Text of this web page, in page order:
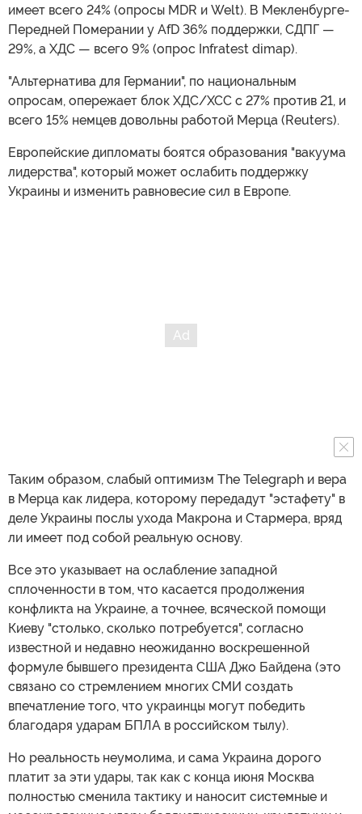
имеет всего 24% (опросы MDR и Welt). В Мекленбурге-
Передней Померании у AfD 36% поддержки, СДПГ —
29%, а ХДС — всего 9% (опрос Infratest dimap).
"Альтернатива для Германии", по национальным
опросам, опережает блок ХДС/ХСС с 27% против 21, и
всего 15% немцев довольны работой Мерца (Reuters).
Европейские дипломаты боятся образования "вакуума
лидерства", который может ослабить поддержку
Украины и изменить равновесие сил в Европе.
Таким образом, слабый оптимизм The Telegraph и вера
в Мерца как лидера, которому передадут "эстафету" в
деле Украины послы ухода Макрона и Стармера, вряд
ли имеет под собой реальную основу.
Все это указывает на ослабление западной
сплоченности в том, что касается продолжения
конфликта на Украине, а точнее, всяческой помощи
Киеву "столько, сколько потребуется", согласно
известной и недавно неожиданно воскрешенной
формуле бывшего президента США Джо Байдена (это
связано со стремлением многих СМИ создать
впечатление того, что украинцы могут победить
благодаря ударам БПЛА в российском тылу).
Но реальность неумолима, и сама Украина дорого
платит за эти удары, так как с конца июня Москва
полностью сменила тактику и наносит системные и